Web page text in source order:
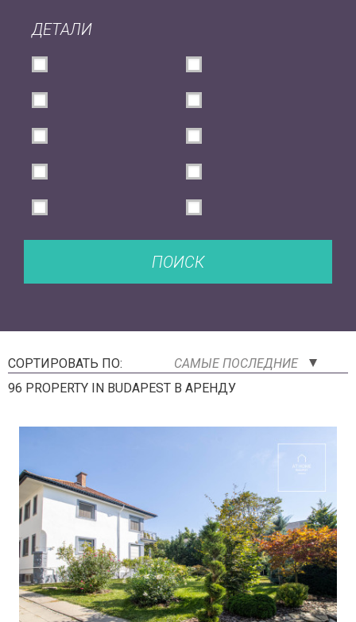
ДЕТАЛИ
ПОИСК
СОРТИРОВАТЬ ПО:
САМЫЕ ПОСЛЕДНИЕ
96 PROPERTY IN BUDAPEST В АРЕНДУ